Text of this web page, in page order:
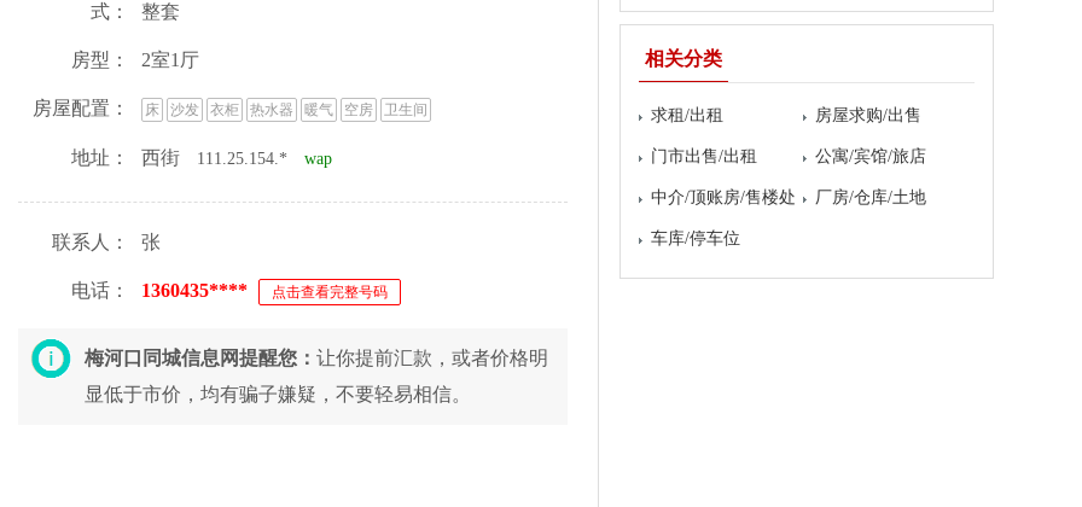
式：
整套
房型： 2室1厅
房屋配置： 床 沙发 衣柜 热水器 暖气 空房 卫生间
地址： 西街 111.25.154.* wap
联系人： 张
电话： 1360435**** 点击查看完整号码
梅河口同城信息网提醒您： 让你提前汇款，或者价格明
显低于市价，均有骗子嫌疑，不要轻易相信。
相关分类
求租/出租 房屋求购/出售
门市出售/出租 公寓/宾馆/旅店
中介/顶账房/售楼处 厂房/仓库/土地
车库/停车位